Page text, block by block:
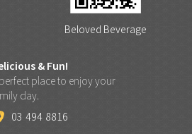
Beloved Beverage
& Fun!
place to enjoy your
day.
03 494 8816